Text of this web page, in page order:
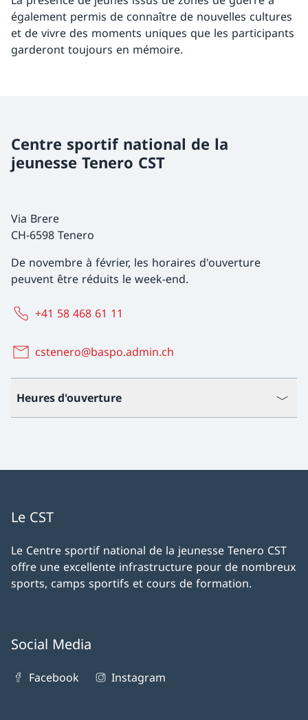
également permis de connaître de nouvelles cultures
et de vivre des moments uniques que les participants
garderont toujours en mémoire.
Centre sportif national de la
jeunesse Tenero CST
Via Brere
CH-6598 Tenero
De novembre à février, les horaires d'ouverture
peuvent être réduits le week-end.
+41 58 468 61 11
cstenero@baspo.admin.ch
Heures d'ouverture
Le CST
Le Centre sportif national de la jeunesse Tenero CST
offre une excellente infrastructure pour de nombreux
sports, camps sportifs et cours de formation.
Social Media
Facebook Instagram